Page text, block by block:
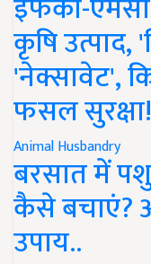
कृषि
'नेक्सावेट',
फसल सुरक्षा!
Animal Husbandry
बरसात में
कैसे बचाएं?
उपाय..